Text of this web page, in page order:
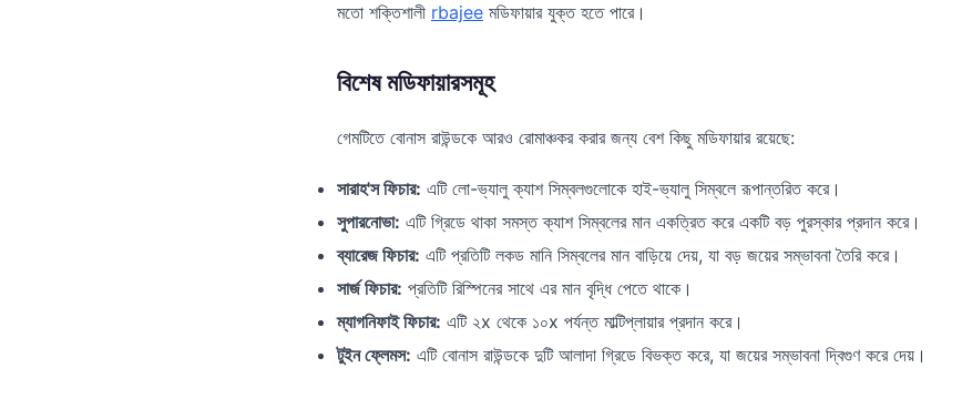
মতো শক্তিশালী rbajee মডিফায়ার যুক্ত হতে পারে।
বিশেষ মডিফায়ারসমূহ
গেমটিতে বোনাস রাউন্ডকে আরও রোমাঞ্চকর করার জন্য বেশ কিছু মডিফায়ার রয়েছে:
সারাহ'স ফিচার: এটি লো-ভ্যালু ক্যাশ সিম্বলগুলোকে হাই-ভ্যালু সিম্বলে রূপান্তরিত করে।
সুপারনোভা: এটি গ্রিডে থাকা সমস্ত ক্যাশ সিম্বলের মান একত্রিত করে একটি বড় পুরস্কার প্রদান করে।
ব্যারেজ ফিচার: এটি প্রতিটি লকড মানি সিম্বলের মান বাড়িয়ে দেয়, যা বড় জয়ের সম্ভাবনা তৈরি করে।
সার্জ ফিচার: প্রতিটি রিস্পিনের সাথে এর মান বৃদ্ধি পেতে থাকে।
ম্যাগনিফাই ফিচার: এটি ২x থেকে ১০x পর্যন্ত মাল্টিপ্লায়ার প্রদান করে।
টুইন ফ্লেমস: এটি বোনাস রাউন্ডকে দুটি আলাদা গ্রিডে বিভক্ত করে, যা জয়ের সম্ভাবনা দ্বিগুণ করে দেয়।